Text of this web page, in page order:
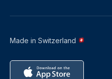
Made in Switzerland